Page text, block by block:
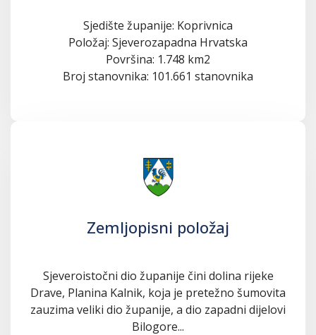
Sjedište županije: Koprivnica
Položaj: Sjeverozapadna Hrvatska
Površina: 1.748 km2
Broj stanovnika: 101.661 stanovnika
Zemljopisni položaj
Sjeveroistočni dio županije čini dolina rijeke
Drave, Planina Kalnik, koja je pretežno šumovita
zauzima veliki dio županije, a dio zapadni dijelovi
Bilogore...